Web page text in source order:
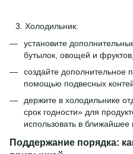
Холодильник:
установите
бутылок, овощей и
создайте дополнительное
помощью подвесных
держите в холодильнике
срок годности» для
использовать в ближайшее
Поддержание порядка: